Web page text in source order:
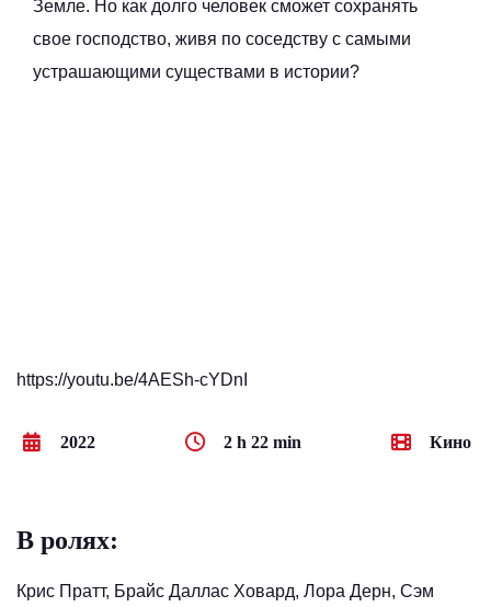
Земле. Но как долго человек сможет сохранять
свое господство, живя по соседству с самыми
устрашающими существами в истории?
https://youtu.be/4AESh-cYDnI
2022 2 h 22 min Кино
В ролях:
Крис Пратт, Брайс Даллас Ховард, Лора Дерн, Сэм